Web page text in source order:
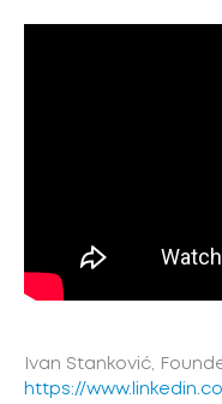
Ivan Stanković,
https://